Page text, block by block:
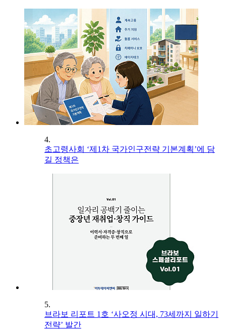
4.
초고령사회 ‘제1차 국가인구전략 기본계획’에 담
길 정책은
5.
브라보 리포트 1호 ‘사오정 시대, 73세까지 일하기
전략’ 발간